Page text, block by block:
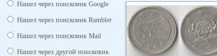
Нашел через поисковик Google
Нашел через поисковик Rambler
Нашел через поисковик Mail
Нашел через другой поисковик